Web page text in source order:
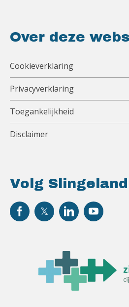
Volg Slingeland
Over deze
Cookieverklaring
Privacyverklaring
Toegankelijkheid
Disclaimer